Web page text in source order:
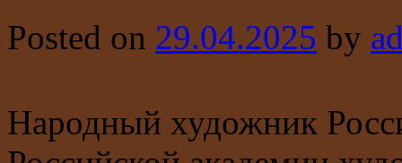
Posted on 29.04.2025 by
Народный художник